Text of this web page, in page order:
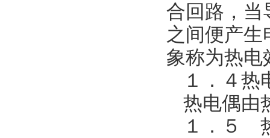
合回路，当
之间便产
象称为热电
１．４热
热电偶由
１．５